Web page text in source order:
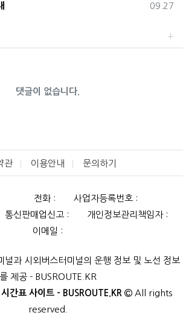
등록일
09.27
댓글이 없습니다.
관 이용안내 문의하기
전화 :
사업자등록번호 :
통신판매업신고 :
개인정보관리책임자 :
이메일 :
널과 시외버스터미널의 운행 정보 및 노선 정보
를 제공 - BUSROUTE.KR
간표 사이트 - BUSROUTE.KR
All rights
reserved.